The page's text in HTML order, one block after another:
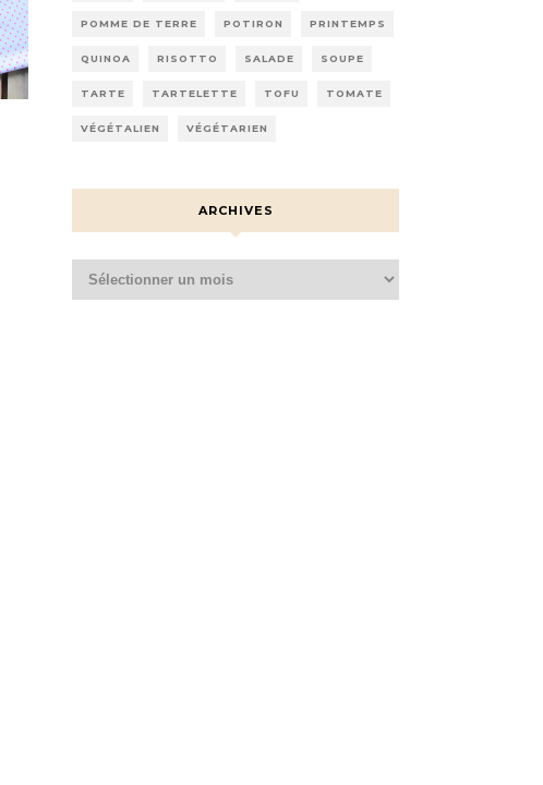
POMME DE TERRE POTIRON PRINTEMPS
QUINOA RISOTTO SALADE SOUPE
TARTE TARTELETTE TOFU TOMATE
VÉGÉTALIEN VÉGÉTARIEN
ARCHIVES
Archives